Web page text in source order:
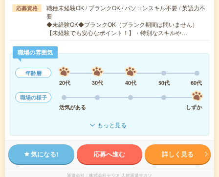
応募資格
職種未経験OK / ブランクOK / パソコンスキル不要 / 英語力不
要
◆未経験OK◆ブランクOK（ブランク期間は問いません）
【未経験でも安心なポイント！】・特別なスキルや…
職場の雰囲気
年齢層
20代
30代 40代 50代
60代
職場の様子
活気がある
しずか
もっと見る
気になる! 応募へ進む 詳しく見る
派遣会社 株式会社セリオ 人材派遣サカソ